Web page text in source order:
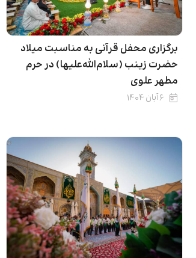
برگزاری محفل قرآنی به مناسبت میلاد
حضرت زینب (سلام‌الله‌علیها) در حرم
مطهر علوی
۶ آبان ۱۴۰۴